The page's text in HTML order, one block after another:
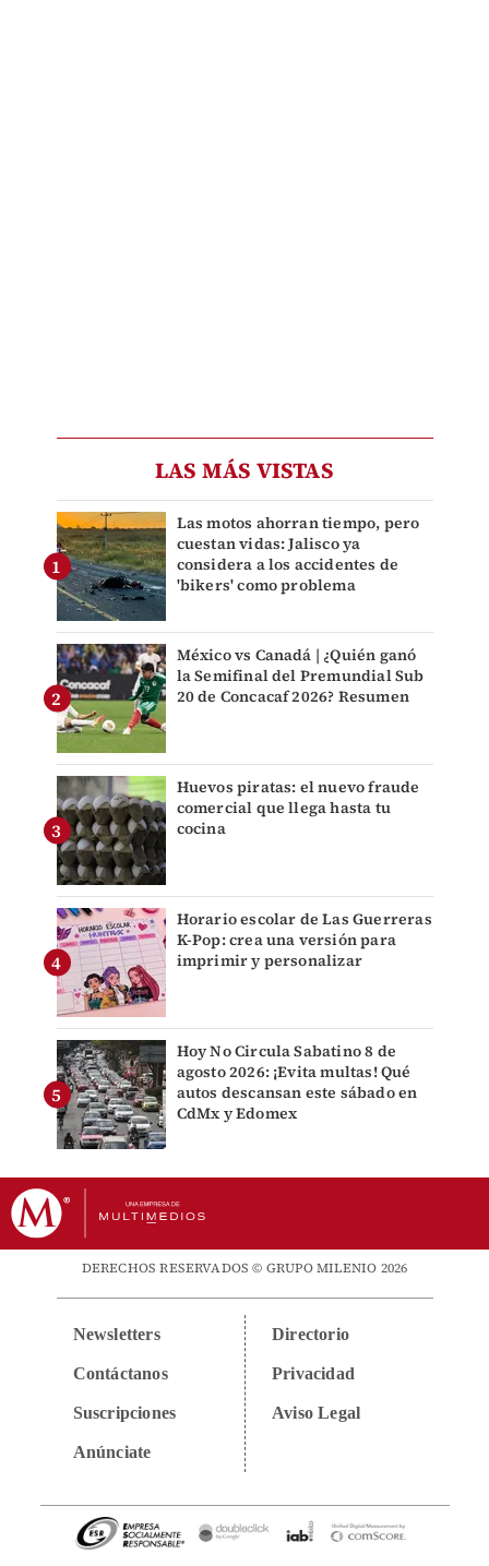
LAS MÁS VISTAS
Las motos ahorran tiempo, pero
cuestan vidas: Jalisco ya
considera a los accidentes de
'bikers' como problema
México vs Canadá | ¿Quién ganó
la Semifinal del Premundial Sub
20 de Concacaf 2026? Resumen
Huevos piratas: el nuevo fraude
comercial que llega hasta tu
cocina
Horario escolar de Las Guerreras
K-Pop: crea una versión para
imprimir y personalizar
Hoy No Circula Sabatino 8 de
agosto 2026: ¡Evita multas! Qué
autos descansan este sábado en
CdMx y Edomex
DERECHOS RESERVADOS © GRUPO MILENIO 2026
Newsletters
Contáctanos
Suscripciones
Anúnciate
Directorio
Privacidad
Aviso Legal